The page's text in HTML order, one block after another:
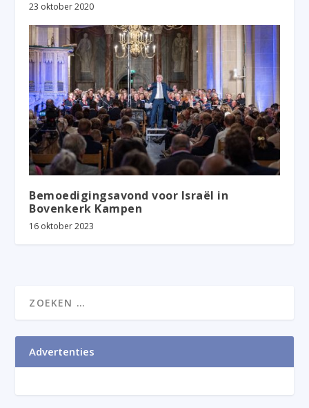
23 oktober 2020
Bemoedigingsavond voor Israël in
Bovenkerk Kampen
16 oktober 2023
Advertenties